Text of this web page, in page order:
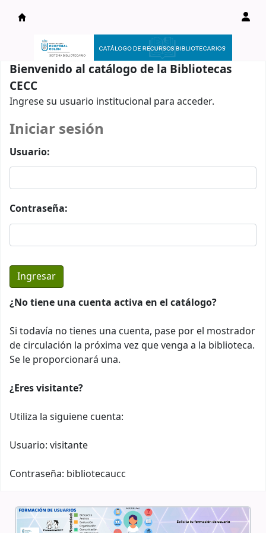
Catálogo en línea
Bienvenido al catálogo de la Bibliotecas
CECC
Ingrese su usuario institucional para acceder.
Iniciar sesión
Usuario:
Contraseña:
¿No tiene una cuenta activa en el catálogo?
Si todavía no tienes una cuenta, pase por el mostrador
de circulación la próxima vez que venga a la biblioteca.
Se le proporcionará una.
¿Eres visitante?
Utiliza la siguiene cuenta:
Usuario: visitante
Contraseña: bibliotecaucc